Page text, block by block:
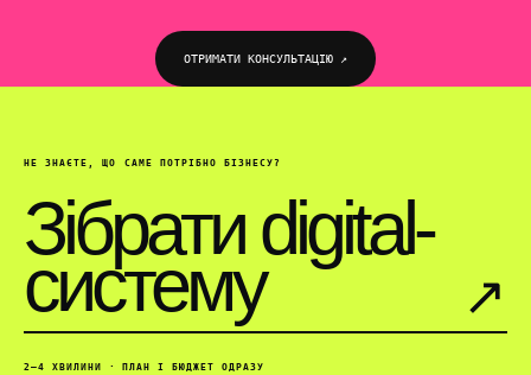
ОТРИМАТИ КОНСУЛЬТАЦІЮ ↗
НЕ ЗНАЄТЕ, ЩО САМЕ ПОТРІБНО БІЗНЕСУ?
Зібрати digital-
систему ↗︎
2–4 ХВИЛИНИ · ПЛАН І БЮДЖЕТ ОДРАЗУ